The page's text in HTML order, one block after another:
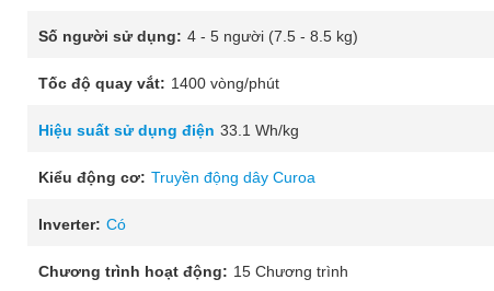
Số người sử dụng: 4 - 5 người (7.5 - 8.5 kg)
Tốc độ quay vắt: 1400 vòng/phút
Hiệu suất sử dụng điện 33.1 Wh/kg
Kiểu động cơ: Truyền động dây Curoa
Inverter: Có
Chương trình hoạt động: 15 Chương trình